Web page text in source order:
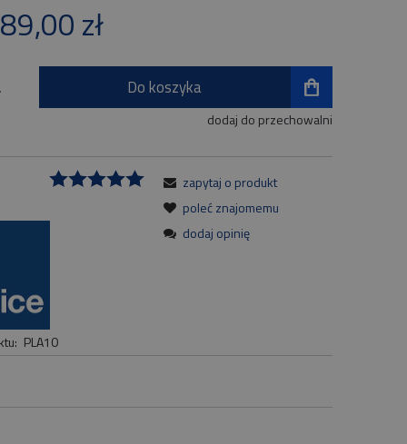
płatności
zł
Do koszyka
dodaj do przechowalni
PLA10
zapytaj o produkt
poleć znajomemu
dodaj opinię